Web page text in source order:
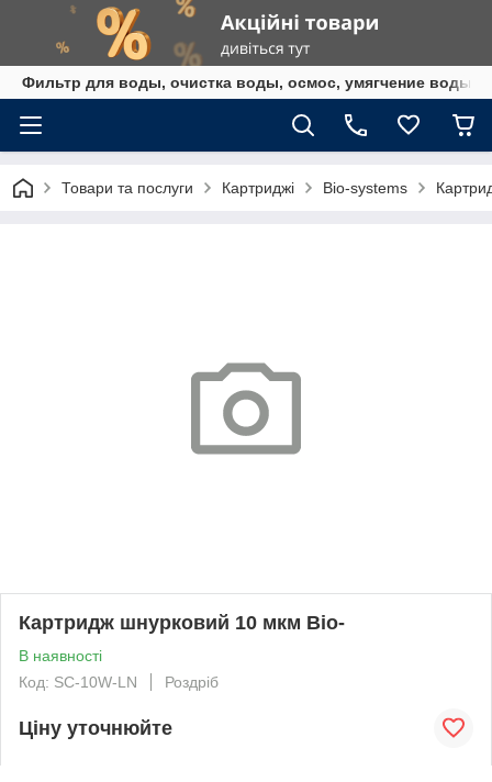
Фильтр для воды, очистка воды, осмос, умягчение воды,
Товари та послуги Картриджі Bio-systems
Картридж шнурковий 10 мкм Bio-
В наявності
Код: SC-10W-LN
Роздріб
Ціну уточнюйте